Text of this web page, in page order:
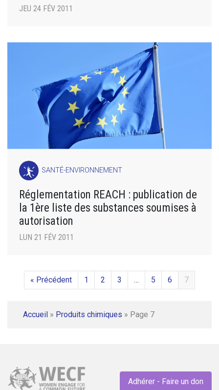
JEU 24 FÉV 2011
SANTÉ-ENVIRONNEMENT
Réglementation REACH : publication de
la 1ère liste des substances soumises à
autorisation
LUN 21 FÉV 2011
« Précédent 1 2 3 … 5 6 7
Accueil » Produits chimiques » Page 7
Adhérer - Faire un don